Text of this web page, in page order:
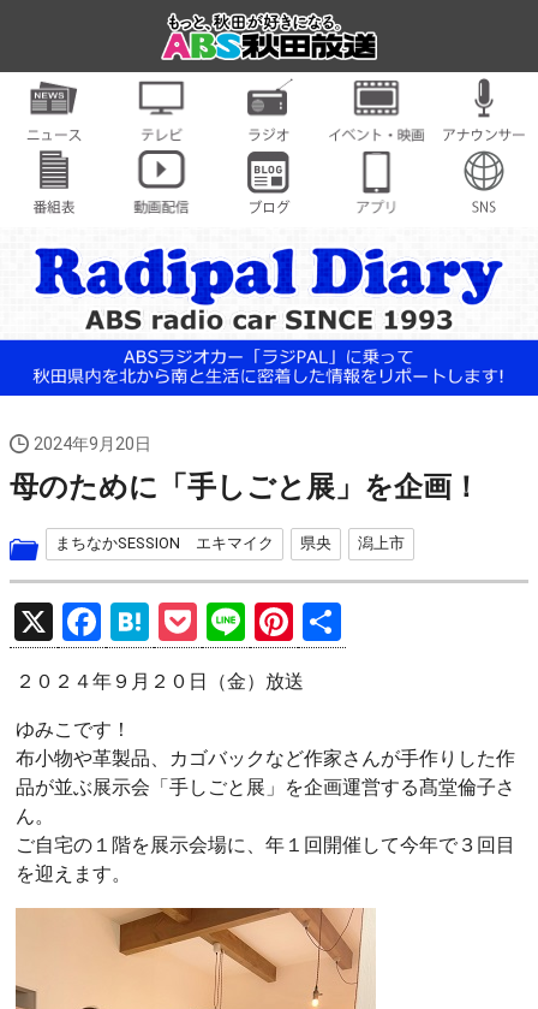
2024年9月20日
母のために「手しごと展」を企画！
まちなかSESSION エキマイク 県央 潟上市
X
F
a
ce
b
o
k
H
at
e
a
P
o
ck
et
Li
n
e
Pi
nt
er
es
t
有
２０２４年９月２０日（金）放送
ゆみこです！
布小物や革製品、カゴバックなど作家さんが手作りした作
品が並ぶ展示会「手しごと展」を企画運営する髙堂倫子さ
ん。
ご自宅の１階を展示会場に、年１回開催して今年で３回目
を迎えます。